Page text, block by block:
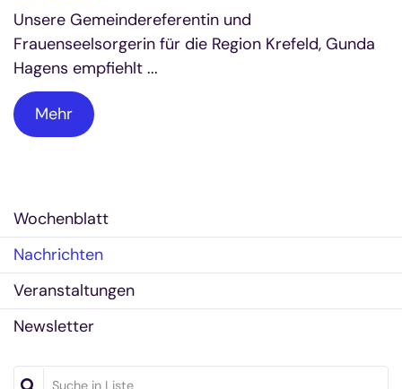
Unsere Gemeindereferentin und
Frauenseelsorgerin für die Region Krefeld, Gunda
Hagens empfiehlt ...
Mehr
Wochenblatt
Nachrichten
Veranstaltungen
Newsletter
Suche in Liste